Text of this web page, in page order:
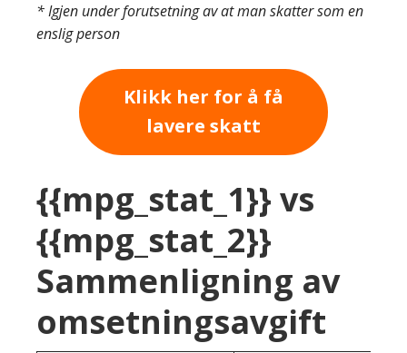
* Igjen under forutsetning av at man skatter som en
enslig person
Klikk her for å få
lavere skatt
{{mpg_stat_1}} vs
{{mpg_stat_2}}
Sammenligning av
omsetningsavgift